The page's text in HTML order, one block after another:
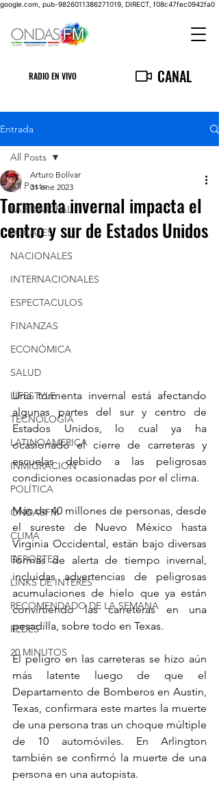
google.com, pub-9826011386271019, DIRECT, f08c47fec0942fa0
RADIO EN VIVO CANAL
Entrada
All Posts
LA PRINCIPAL
LOCALES
NACIONALES
INTERNACIONALES
ESPECTACULOS
FINANZAS
ECONÓMICA
SALUD
LIFESTYLE
TECNOLOGIA
LATINOAMERICA
INMIGRACION
POLÍTICA
ONDASFM
CLIMA
DEPORTES
LINKS DE INTERES
RECOMENDADO DE LA SEMANA
REDES
20 MINUTOS
All Posts
Tormenta invernal impacta el
centro y sur de Estados Unidos
Arturo Bolívar
31 ene 2023
Una tormenta invernal está afectando
algunas partes del sur y centro de
Estados Unidos, lo cual ya ha
ocasionado el cierre de carreteras y
escuelas debido a las peligrosas
condiciones ocasionadas por el clima.
Más de 40 millones de personas, desde
el sureste de Nuevo México hasta
Virginia Occidental, están bajo diversas
formas de alerta de tiempo invernal,
incluidas advertencias de peligrosas
acumulaciones de hielo que ya están
convirtiendo las carreteras en una
pesadilla, sobre todo en Texas.
El peligro en las carreteras se hizo aún
más latente luego de que el
Departamento de Bomberos en Austin,
Texas, confirmara este martes la muerte
de una persona tras un choque múltiple
de 10 automóviles. En Arlington
también se confirmó la muerte de una
persona en una autopista.